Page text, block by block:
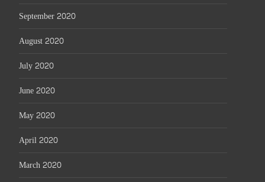
September 2020
August 2020
July 2020
June 2020
May 2020
April 2020
March 2020